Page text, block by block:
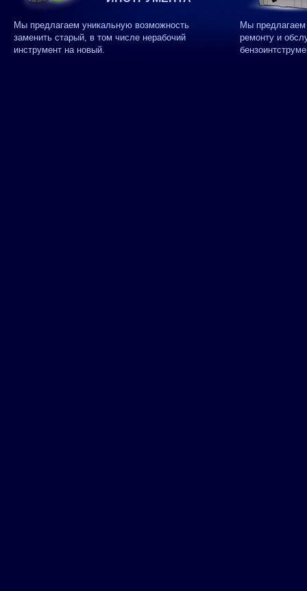
Мы предлагаем уникальную возможность
заменить старый, в том числе нерабочий
инструмент на новый.
Мы
ремонту и